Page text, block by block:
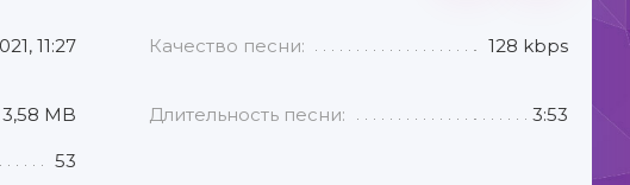
11:27 Качество песни: 128 kbps
3,58 MB Длительность песни: 3:53
53